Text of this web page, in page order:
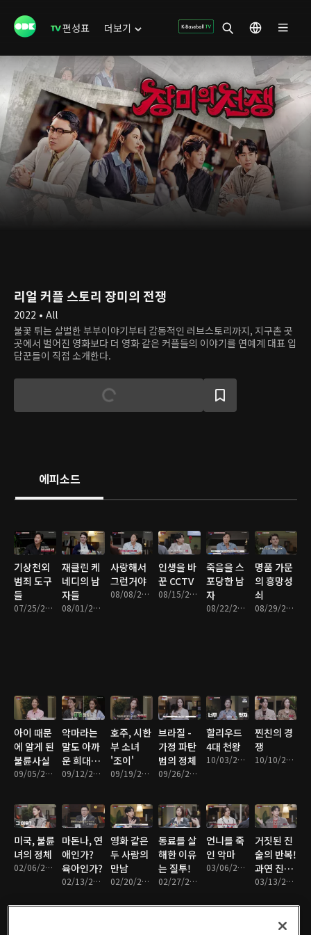
편성표 더보기
리얼 커플 스토리 장미의 전쟁
2022 • All
불꽃 튀는 살벌한 부부이야기부터 감동적인 러브스토리까지, 지구촌 곳
곳에서 벌어진 영화보다 더 영화 같은 커플들의 이야기를 연예계 대표 입
담꾼들이 직접 소개한다.
에피소드
기상천외
범죄 도구
들
07/25/2022 • 1시간 18분
재클린 케
네디의 남
자들
08/01/2022 • 1시간 18분
사랑해서
그런거야
08/08/2022 • 1시간 16분
인생을 바
꾼 CCTV
08/15/2022 • 1시간 17분
죽음을 스
포당한 남
자
08/22/2022 • 1시간 18분
명품 가문
의 흥망성
쇠
08/29/2022 • 1시간 18분
아이 때문
에 알게 된
불륜사실
09/05/2022 • 1시간 16분
악마라는
말도 아까
운 희대의
살인마 커
09/12/2022 • 1시간 17분
호주, 시한
부 소녀
'조이'
09/19/2022 • 1시간 17분
브라질 -
가정 파탄
범의 정체
09/26/2022 • 1시간 19분
할리우드
4대 천왕
10/03/2022 • 1시간 16분
찐친의 경
쟁
10/10/2022 • 1시간 13분
미국, 불륜
녀의 정체
02/06/2023 • 1시간 19분
마돈나, 연
애인가?
육아인가?
02/13/2023 • 1시간 16분
영화 같은
두 사람의
만남
02/20/2023 • 1시간 15분
동료를 살
해한 이유
는 질투!
02/27/2023 • 1시간 14분
언니를 죽
인 악마
03/06/2023 • 1시간 15분
거짓된 진
술의 반복!
과연 진실
은?
03/13/2023 • 1시간 15분